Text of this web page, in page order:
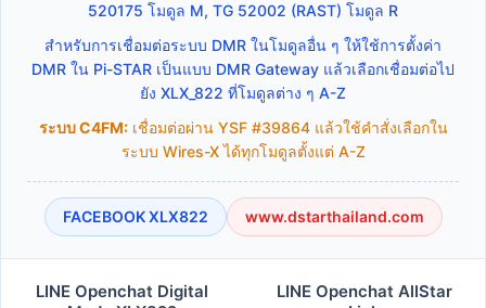
520175 โมดูล M, TG 52002 (RAST) โมดูล R
สำหรับการเชื่อมต่อระบบ DMR ในโมดูลอื่น ๆ ให้ใช้การตั้งค่า
DMR ใน Pi-STAR เป็นแบบ DMR Gateway แล้วเลือกเชื่อมต่อไป
ยัง XLX_822 ที่โมดูลต่าง ๆ A-Z
ระบบ C4FM:เชื่อมต่อผ่าน YSF #39864 แล้วใช้คำสั่งเลือกใน
ระบบ Wires-X ได้ทุกโมดูลตั้งแต่ A-Z
FACEBOOK XLX822 www.dstarthailand.com
LINE Openchat Digital
LINE Openchat AllStar